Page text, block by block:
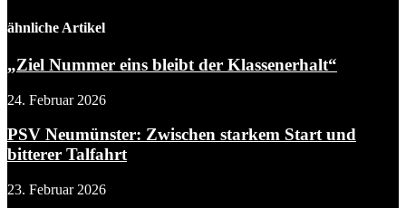
ähnliche Artikel
„Ziel Nummer eins bleibt der Klassenerhalt“
24. Februar 2026
PSV Neumünster: Zwischen starkem Start und
bitterer Talfahrt
23. Februar 2026